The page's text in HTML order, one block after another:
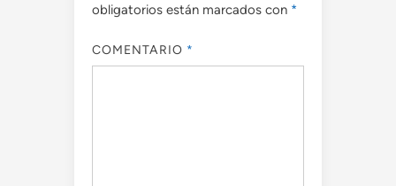
obligatorios están marcados con *
COMENTARIO *